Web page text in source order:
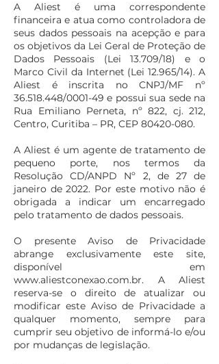
A Aliest é uma correspondente
financeira e atua como controladora de
seus dados pessoais na acepção e para
os objetivos da Lei Geral de Proteção de
Dados Pessoais (Lei 13.709/18) e o
Marco Civil da Internet (Lei 12.965/14). A
Aliest é inscrita no CNPJ/MF nº
36.518.448/0001-49 e possui sua sede na
Rua Emiliano Perneta, nº 822, cj. 212,
Centro, Curitiba – PR, CEP 80420-080.
A Aliest é um agente de tratamento de
pequeno porte, nos termos da
Resolução CD/ANPD Nº 2, de 27 de
janeiro de 2022. Por este motivo não é
obrigada a indicar um encarregado
pelo tratamento de dados pessoais.
O presente Aviso de Privacidade
abrange exclusivamente este site,
disponível em
www.aliestconexao.com.br. A Aliest
reserva-se o direito de atualizar ou
modificar este Aviso de Privacidade a
qualquer momento, sempre para
cumprir seu objetivo de informá-lo e/ou
por mudanças de legislação.